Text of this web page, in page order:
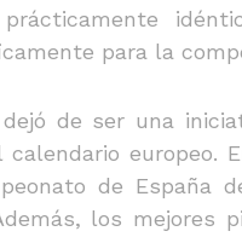
para la
de ser una
europeo.
de España
los mejores